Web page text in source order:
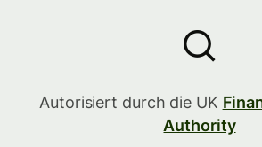
Autorisiert durch die UK
Authority